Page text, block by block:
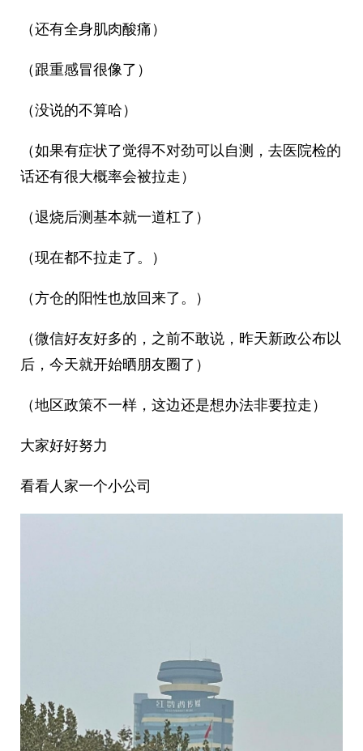
（还有全身肌肉酸痛）
（跟重感冒很像了）
（没说的不算哈）
（如果有症状了觉得不对劲可以自测，去医院检的
话还有很大概率会被拉走）
（退烧后测基本就一道杠了）
（现在都不拉走了。）
（方仓的阳性也放回来了。）
（微信好友好多的，之前不敢说，昨天新政公布以
后，今天就开始晒朋友圈了）
（地区政策不一样，这边还是想办法非要拉走）
大家好好努力
看看人家一个小公司